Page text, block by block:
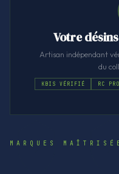
Votre
Artisan indépendant
du
KBIS VÉRIFIÉ RC PRO
MARQUES